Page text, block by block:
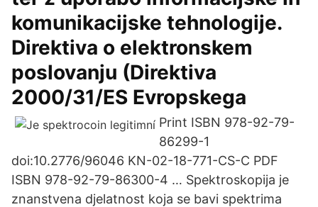
komunikacijske tehnologije.
Direktiva o elektronskem
poslovanju (Direktiva
2000/31/ES Evropskega
Print ISBN 978-92-79-
86299-1
doi:10.2776/96046 KN-02-18-771-CS-C PDF
ISBN 978-92-79-86300-4 … Spektroskopija je
znanstvena djelatnost koja se bavi spektrima